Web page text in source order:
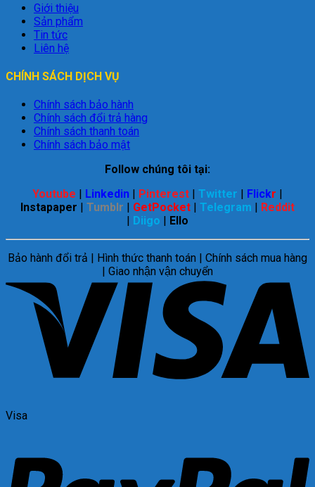
Giới thiệu
Sản phẩm
Tin tức
Liên hệ
CHÍNH SÁCH DỊCH VỤ
Chính sách bảo hành
Chính sách đổi trả hàng
Chính sách thanh toán
Chính sách bảo mật
Follow chúng tôi tại:
Youtube | Linkedin | Pinterest | Twitter | Flickr |
Instapaper | Tumblr | GetPocket | Telegram | Reddit
| Diigo | Ello
Bảo hành đổi trả | Hình thức thanh toán | Chính sách mua hàng
| Giao nhận vận chuyển
Visa